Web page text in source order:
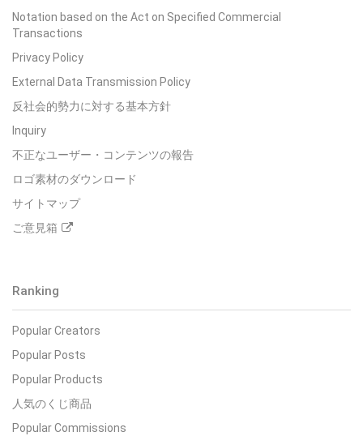
Notation based on the Act on Specified Commercial
Transactions
Privacy Policy
External Data Transmission Policy
反社会的勢力に対する基本方針
Inquiry
不正なユーザー・コンテンツの報告
ロゴ素材のダウンロード
サイトマップ
ご意見箱
Ranking
Popular Creators
Popular Posts
Popular Products
人気のくじ商品
Popular Commissions